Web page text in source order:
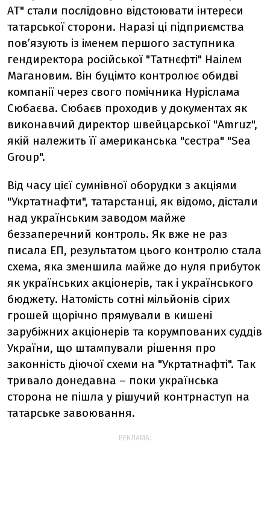
АТ" стали послідовно відстоювати інтереси
татарської сторони. Наразі ці підприємства
пов’язують із іменем першого заступника
гендиректора російської "Татнєфті" Наілем
Магановим. Він буцімто контролює обидві
компанії через свого помічника Нуріслама
Сюбаєва. Сюбаєв проходив у документах як
виконавчий директор швейцарської "Amruz",
якій належить її американська "сестра" "Sea
Group".
Від часу цієї сумнівної оборудки з акціями
"Укртатнафти", татарстанці, як відомо, дістали
над українським заводом майже
беззаперечний контроль. Як вже не раз
писала ЕП, результатом цього контролю стала
схема, яка зменшила майже до нуля прибуток
як українських акціонерів, так і українського
бюджету. Натомість сотні мільйонів сірих
грошей щорічно прямували в кишені
зарубіжних акціонерів та корумпованих суддів
України, що штампували рішення про
законність діючої схеми на "Укртатнафті". Так
тривало донедавна – поки українська
сторона не пішла у рішучий контрнаступ на
татарське завоювання.
РЕКЛАМА: